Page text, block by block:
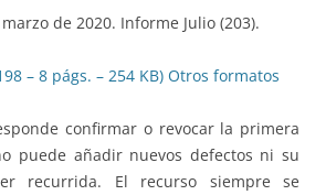
de 2020. Informe Julio (203).
– 8 págs. – 254 KB) Otros formatos
confirmar o revocar la primera
puede añadir nuevos defectos ni su
recurrida. El recurso siempre se